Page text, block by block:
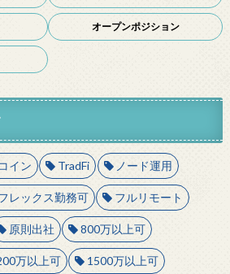
オープンポジション
イン TradFi ノード運用
レックス勤務可 フルリモート
原則出社 800万以上可
万以上可 1500万以上可